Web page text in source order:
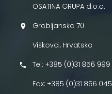
OSATINA GRUPA d.o.o.
Grobljanska 70
Viškovci, Hrvatska
Tel: +385 (0)31 856 999
Fax: +385 (0)31 856 045